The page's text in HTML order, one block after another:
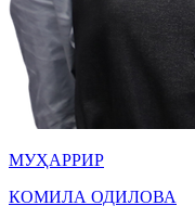
МУҲАРРИР
КОМИЛА ОДИЛОВА